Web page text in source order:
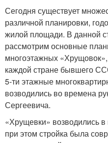
Сегодня существует
различной планировки,
жилой площади. В данной
рассмотрим основные
многоэтажных
каждой стране бывшего
5-ти этажные
возводились во времена
Сергеевича.
«Хрущевки» возводились
при этом стройка была